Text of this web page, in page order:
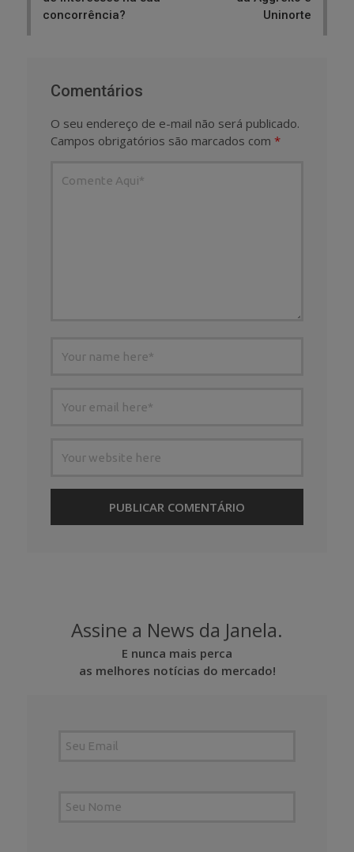
concorrência?
Uninorte
Comentários
O seu endereço de e-mail não será publicado.
Campos obrigatórios são marcados com *
Assine a News da Janela.
E nunca mais perca
as melhores notícias do mercado!